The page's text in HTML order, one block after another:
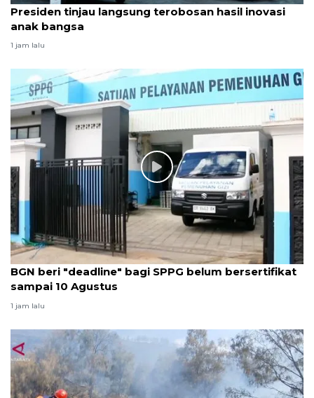
Presiden tinjau langsung terobosan hasil inovasi
anak bangsa
1 jam lalu
BGN beri "deadline" bagi SPPG belum bersertifikat
sampai 10 Agustus
1 jam lalu